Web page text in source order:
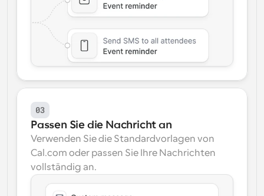
03
Passen Sie die Nachricht an
Verwenden Sie die Standardvorlagen von
Cal.com oder passen Sie Ihre Nachrichten
vollständig an.